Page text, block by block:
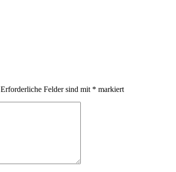
Erforderliche Felder sind mit * markiert